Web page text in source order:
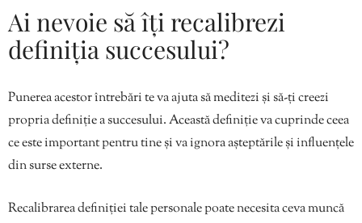
Ai nevoie să îți recalibrezi
definiția succesului?
Punerea acestor întrebări te va ajuta să meditezi și să-ți creezi
propria definiție a succesului. Această definiție va cuprinde ceea
ce este important pentru tine și va ignora așteptările și influențele
din surse externe.
Recalibrarea definiției tale personale poate necesita ceva muncă